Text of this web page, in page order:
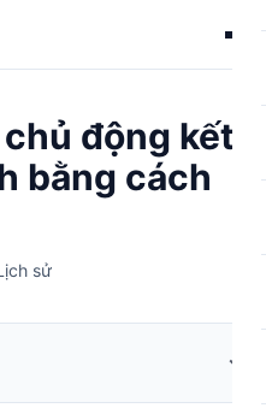
động kết
bằng cách
sử